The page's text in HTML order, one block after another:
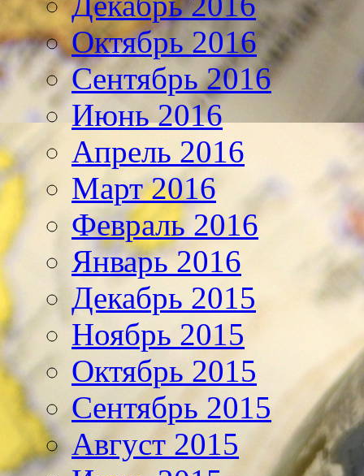
Октябрь 2016
Сентябрь 2016
Июнь 2016
Апрель 2016
Март 2016
Февраль 2016
Январь 2016
Декабрь 2015
Ноябрь 2015
Октябрь 2015
Сентябрь 2015
Август 2015